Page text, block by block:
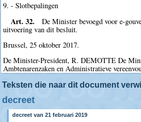
9. - Slotbepalingen
Art. 32.
De Minister bevoegd voor e-
uitvoering van dit besluit.
Brussel, 25 oktober 2017.
De Minister-President, R. DEMOTTE De
Ambtenarenzaken en Administratieve
Teksten die naar dit document
decreet
decreet van 21 februari 2019